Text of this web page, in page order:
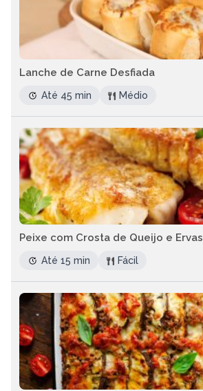
Lanche de Carne Desfiada
Até 45 min Médio
Peixe com Crosta de Queijo e Ervas
Até 15 min Fácil